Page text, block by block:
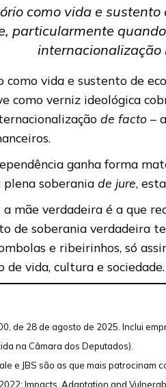
como vida e
particularmente
como vida e sustento de
como verniz ideológica
de facto –
ganha forma
plena soberaniade jure,
mãe verdadeira é a que
de soberania verdadeira
e ribeirinhos, só
vida, cultura e sociedade.
de 28 de agosto de 2025. Inclui
na Câmara dos Deputados).
e JBS são as que mais patrocinam
Impacts, Adaptation and